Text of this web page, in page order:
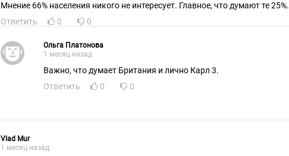
Мнение 66% населения никого не интересует. Главное, что думают те 25%.
Ответить
0 0
Ольга Платонова
1 месяц назад
Важно, что думает Британия и лично Карл 3.
Ответить
0 0
Vlad Mur
1 месяц назад